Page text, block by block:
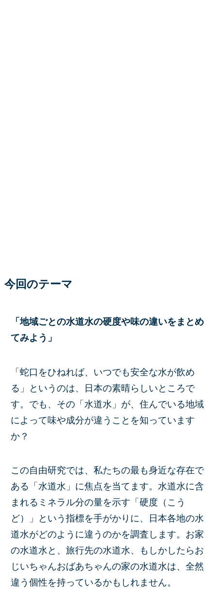
今回のテーマ
「地域ごとの水道水の硬度や味の違いをまとめ
てみよう」
「蛇口をひねれば、いつでも安全な水が飲め
る」というのは、日本の素晴らしいところで
す。でも、その「水道水」が、住んでいる地域
によって味や成分が違うことを知っています
か？
この自由研究では、私たちの最も身近な存在で
ある「水道水」に焦点を当てます。水道水に含
まれるミネラル分の量を示す「硬度（こう
ど）」という指標を手がかりに、日本各地の水
道水がどのように違うのかを調査します。お家
の水道水と、旅行先の水道水、もしかしたらお
じいちゃんおばあちゃんの家の水道水は、全然
違う個性を持っているかもしれません。